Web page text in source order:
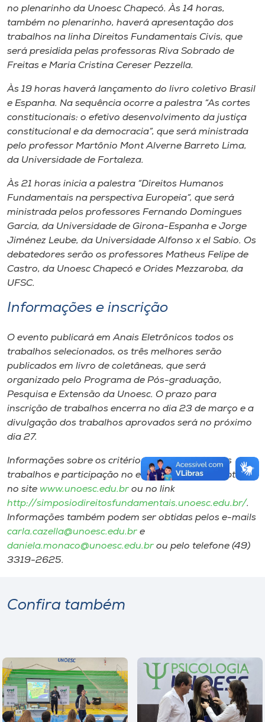
no plenarinho da Unoesc Chapecó. Às 14 horas,
também no plenarinho, haverá apresentação dos
trabalhos na linha Direitos Fundamentais Civis, que
será presidida pelas professoras Riva Sobrado de
Freitas e Maria Cristina Cereser Pezzella.
Às 19 horas haverá lançamento do livro coletivo Brasil
e Espanha. Na sequência ocorre a palestra “As cortes
constitucionais: o efetivo desenvolvimento da justiça
constitucional e da democracia”, que será ministrada
pelo professor Martônio Mont Alverne Barreto Lima,
da Universidade de Fortaleza.
Às 21 horas inicia a palestra “Direitos Humanos
Fundamentais na perspectiva Europeia”, que será
ministrada pelos professores Fernando Domingues
Garcia, da Universidade de Girona-Espanha e Jorge
Jiménez Leube, da Universidade Alfonso x el Sabio. Os
debatedores serão os professores Matheus Felipe de
Castro, da Unoesc Chapecó e Orides Mezzaroba, da
UFSC.
Informações e inscrição
O evento publicará em Anais Eletrônicos todos os
trabalhos selecionados, os três melhores serão
publicados em livro de coletâneas, que será
organizado pelo Programa de Pós-graduação,
Pesquisa e Extensão da Unoesc. O prazo para
inscrição de trabalhos encerra no dia 23 de março e a
divulgação dos trabalhos aprovados será no próximo
dia 27.
Informações sobre os critérios para inscrição dos
trabalhos e participação no evento podem ser obtidas
no site www.unoesc.edu.br ou no link
http://simposiodireitosfundamentais.unoesc.edu.br/.
Informações também podem ser obtidas pelos e-mails
carla.cazella@unoesc.edu.br e
daniela.monaco@unoesc.edu.br ou pelo telefone (49)
3319-2625.
Confira também